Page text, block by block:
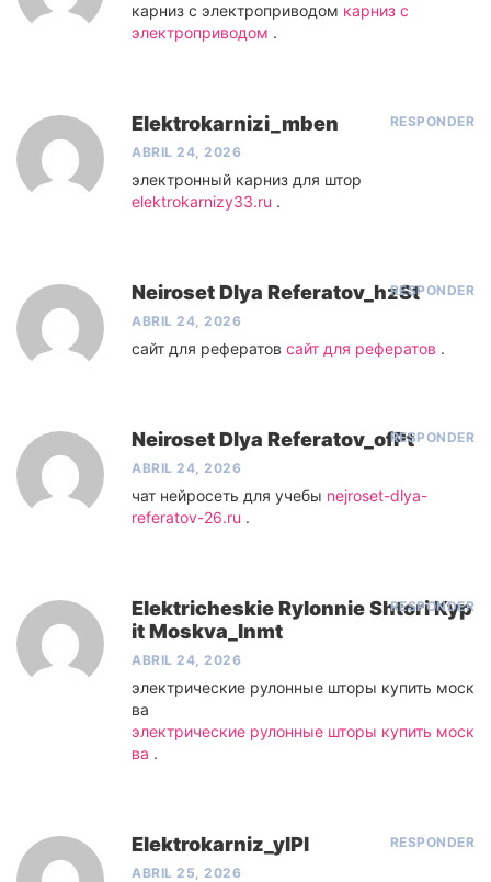
карниз с электроприводом карниз с
электроприводом .
Elektrokarnizi_mben
ABRIL 24, 2026
RESPONDER
электронный карниз для штор
elektrokarnizy33.ru .
Neiroset Dlya Referatov_hzSt
ABRIL 24, 2026
RESPONDER
сайт для рефератов сайт для рефератов .
Neiroset Dlya Referatov_ofPt
ABRIL 24, 2026
RESPONDER
чат нейросеть для учебы nejroset-dlya-
referatov-26.ru .
Elektricheskie Rylonnie Shtori Kyp
It Moskva_lnmt
ABRIL 24, 2026
RESPONDER
электрические рулонные шторы купить моск
ва
электрические рулонные шторы купить моск
ва .
Elektrokarniz_ylPl
ABRIL 25, 2026
RESPONDER